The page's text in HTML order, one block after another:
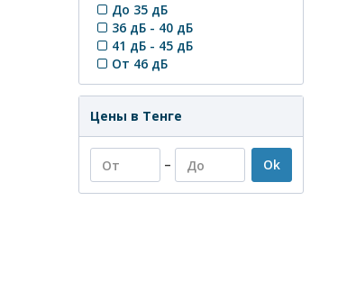
До 35 дБ
36 дБ - 40 дБ
41 дБ - 45 дБ
От 46 дБ
Цены в Тенге
– Ok